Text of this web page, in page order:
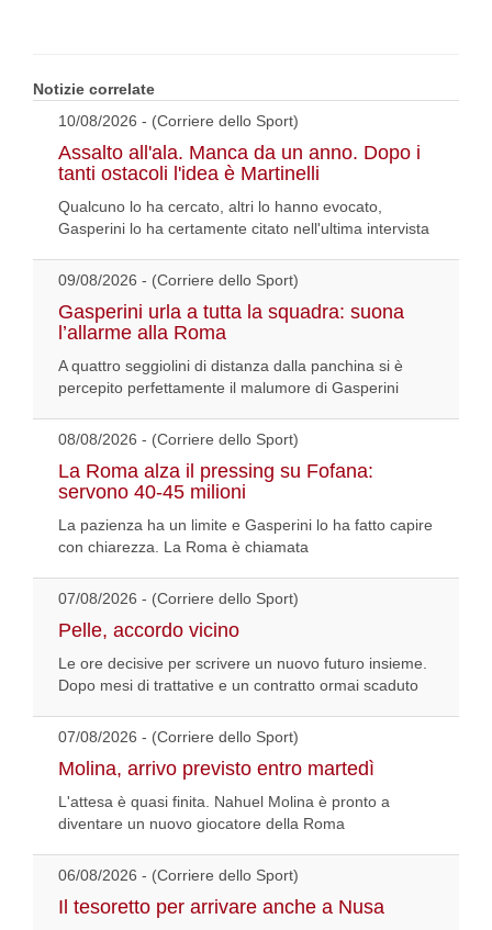
Notizie correlate
10/08/2026 - (Corriere dello Sport)
Assalto all'ala. Manca da un anno. Dopo i
tanti ostacoli l'idea è Martinelli
Qualcuno lo ha cercato, altri lo hanno evocato,
Gasperini lo ha certamente citato nell'ultima intervista
09/08/2026 - (Corriere dello Sport)
Gasperini urla a tutta la squadra: suona
l’allarme alla Roma
A quattro seggiolini di distanza dalla panchina si è
percepito perfettamente il malumore di Gasperini
08/08/2026 - (Corriere dello Sport)
La Roma alza il pressing su Fofana:
servono 40-45 milioni
La pazienza ha un limite e Gasperini lo ha fatto capire
con chiarezza. La Roma è chiamata
07/08/2026 - (Corriere dello Sport)
Pelle, accordo vicino
Le ore decisive per scrivere un nuovo futuro insieme.
Dopo mesi di trattative e un contratto ormai scaduto
07/08/2026 - (Corriere dello Sport)
Molina, arrivo previsto entro martedì
L'attesa è quasi finita. Nahuel Molina è pronto a
diventare un nuovo giocatore della Roma
06/08/2026 - (Corriere dello Sport)
Il tesoretto per arrivare anche a Nusa